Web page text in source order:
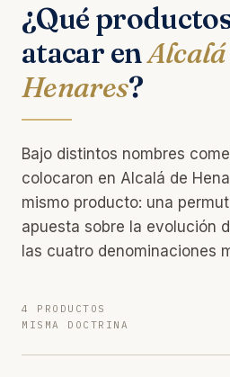
¿Qué
atacar enAlcalá
Henares?
Bajo distintos nombres
colocaron en Alcalá de
mismo producto: una
apuesta sobre la evolución
las cuatro denominaciones
4 PRODUCTOS
MISMA DOCTRINA